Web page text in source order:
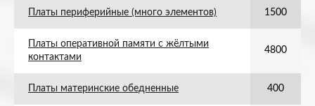
Платы периферийные (много элементов) 1500
Платы оперативной памяти с жёлтыми
контактами
4800
Платы материнские обедненные 400